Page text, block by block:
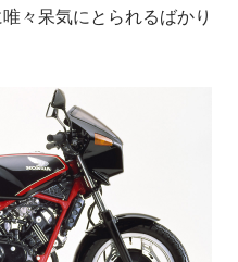
々呆気にとられるばかり